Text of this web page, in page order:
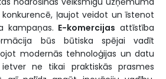
ļaujot veidot un īstenot
kampaņas. E-komercijas attīstība
būs būtiska spējai vadīt
modernās tehnoloģijas un datu
ne tikai praktiskās prasmes